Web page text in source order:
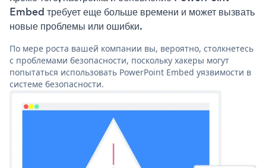
Embed требует еще больше времени и может вызвать
новые проблемы или ошибки.
По мере роста вашей компании вы, вероятно, столкнетесь
с проблемами безопасности, поскольку хакеры могут
попытаться использовать PowerPoint Embed уязвимости в
системе безопасности.